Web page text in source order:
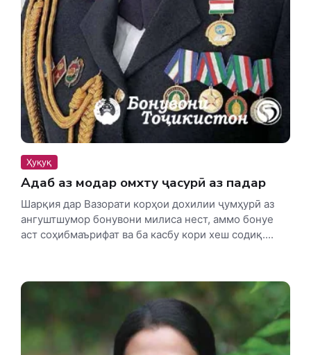
Ҳуқуқ
Адаб аз модар омӯхту ҷасурӣ аз падар
Шарқия дар Вазорати корҳои дохилии ҷумҳурӣ аз
ангуштшумор бонувони милиса нест, аммо бонуе
аст соҳибмаърифат ва ба касбу кори хеш содиқ....